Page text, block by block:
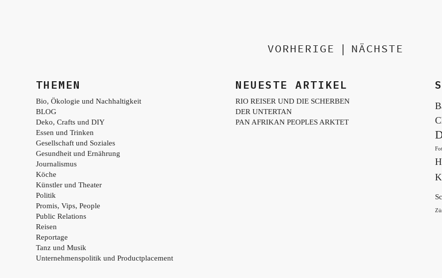
VORHERIGE | NÄCHSTE
THEMEN
Bio, Ökologie und Nachhaltigkeit
BLOG
Deko, Crafts und DIY
Essen und Trinken
Gesellschaft und Soziales
Gesundheit und Ernährung
Journalismus
Köche
Künstler und Theater
Politik
Promis, Vips, People
Public Relations
Reisen
Reportage
Tanz und Musik
Unternehmenspolitik und Productplacement
NEUESTE ARTIKEL
RIO REISER UND DIE SCHERBEN
DER UNTERTAN
PAN AFRIKAN PEOPLES ARKTET